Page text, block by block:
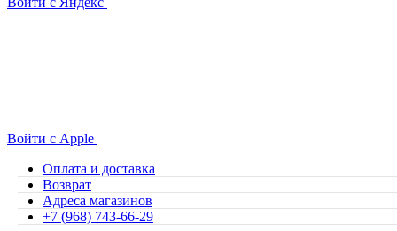
Войти с Apple
Оплата и доставка
Возврат
Адреса магазинов
+7 (968) 743-66-29